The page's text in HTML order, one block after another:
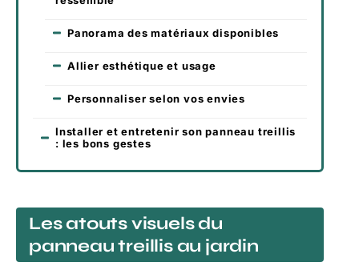
Panorama des matériaux disponibles
Allier esthétique et usage
Personnaliser selon vos envies
Installer et entretenir son panneau treillis
: les bons gestes
Les atouts visuels du
panneau treillis au jardin